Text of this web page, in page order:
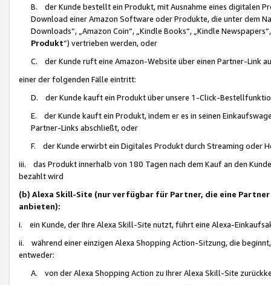
B. der Kunde bestellt ein Produkt, mit Ausnahme eines digitalen
Download einer Amazon Software oder Produkte, die unter dem
Downloads“, „Amazon Coin“, „Kindle Books“, „Kindle
Produkt“) vertrieben werden, oder
C. der Kunde ruft eine Amazon-Website über einen Partner-Link
einer der folgenden Fälle eintritt:
D. der Kunde kauft ein Produkt über unsere 1-Click-
E. der Kunde kauft ein Produkt, indem er es in seinen
Partner-Links abschließt, oder
F. der Kunde erwirbt ein Digitales Produkt durch Streaming oder
iii. das Produkt innerhalb von 180 Tagen nach dem Kauf an den
bezahlt wird
(b) Alexa Skill-Site (nur verfügbar für Partner, die eine
anbieten):
i. ein Kunde, der Ihre Alexa Skill-Site nutzt, führt eine Alexa-
ii. während einer einzigen Alexa Shopping Action-Sitzung, die
entweder:
A. von der Alexa Shopping Action zu Ihrer Alexa Skill-Site